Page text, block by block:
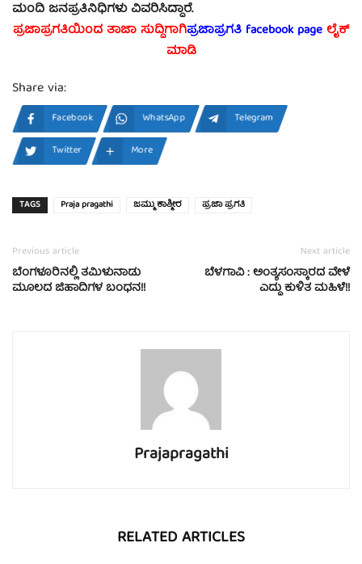
ಮಂದಿ ಜನಪ್ರತಿನಿಧಿಗಳು ವಿವರಿಸಿದ್ದಾರೆ.
ಪ್ರಜಾಪ್ರಗತಿಯಿಂದ ತಾಜಾ ಸುದ್ದಿಗಾಗಿಪ್ರಜಾಪ್ರಗತಿ facebook page ಲೈಕ್
ಮಾಡಿ
Share via:
Facebook WhatsApp
Telegram
Twitter
More
TAGS Praja pragathi ಜಮ್ಮು ಕಾಶ್ಮೀರ ಪ್ರಜಾ ಪ್ರಗತಿ
Previous article
ಬೆಂಗಳೂರಿನಲ್ಲಿ ತಮಿಳುನಾಡು
ಮೂಲದ ಜಿಹಾದಿಗಳ ಬಂಧನ!!
Next article
ಬೆಳಗಾವಿ : ಅಂತ್ಯಸಂಸ್ಕಾರದ ವೇಳೆ
ಎದ್ದು ಕುಳಿತ ಮಹಿಳೆ!!
Prajapragathi
RELATED ARTICLES